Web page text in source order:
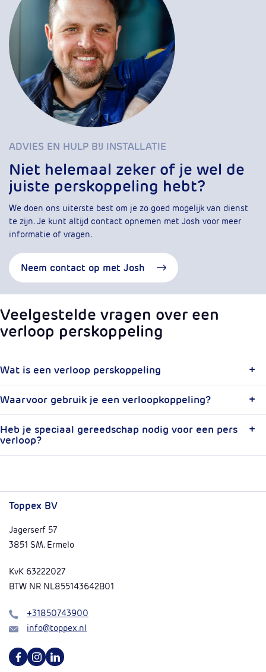
ADVIES EN HULP BIJ INSTALLATIE
Niet helemaal zeker of je wel de
juiste perskoppeling hebt?
We doen ons uiterste best om je zo goed mogelijk van dienst
te zijn. Je kunt altijd contact opnemen met Josh voor meer
informatie of vragen.
Neem contact op met Josh
Veelgestelde vragen over een
verloop perskoppeling
Wat is een verloop perskoppeling
Waarvoor gebruik je een verloopkoppeling?
Heb je speciaal gereedschap nodig voor een pers
verloop?
Toppex BV
Jagerserf 57
3851 SM, Ermelo
KvK 63222027
BTW NR NL855143642B01
Bel
+31850743900
Mail
info@toppex.nl
Volg ons op Facebook
Volg ons op Instagram
Volg ons op Linkedin